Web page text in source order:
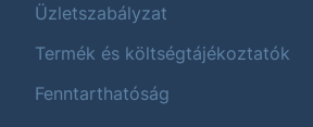
Üzletszabályzat
Termék és költségtájékoztatók
Fenntarthatóság